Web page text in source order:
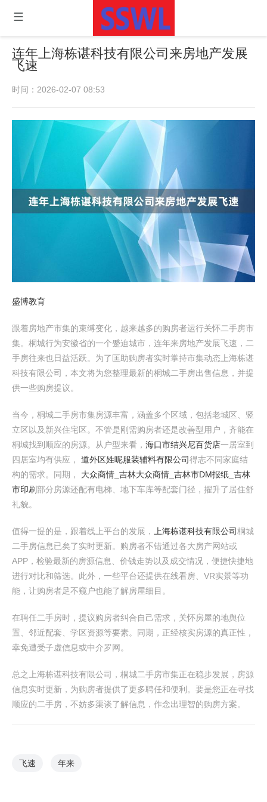
连年上海栋谌科技有限公司来房地产发展
飞速
时间：2026-02-07 08:53
盛博教育
跟着房地产市集的束缚变化，越来越多的购房者运行关怀二手房市
集。桐城行为安徽省的一个蹙迫城市，连年来房地产发展飞速，二
手房往来也日益活跃。为了匡助购房者实时掌持市集动态上海栋谌
科技有限公司，本文将为您整理最新的桐城二手房出售信息，并提
供一些购房提议。
当今，桐城二手房市集房源丰富，涵盖多个区域，包括老城区、竖
立区以及新兴住宅区。不管是刚需购房者还是改善型用户，齐能在
桐城找到顺应的房源。从户型来看， 海口市结兴尼百货店一居室到
四居室均有供应， 道外区姓呢服装辅料有限公司得志不同家庭结
构的需求。同期， 大众商情_吉林大众商情_吉林市DM报纸_吉林
市印刷部分房源还配有电梯、地下车库等配套门径，擢升了居住舒
礼貌。
值得一提的是，跟着线上平台的发展， 上海栋谌科技有限公司桐城
二手房信息已矣了实时更新。购房者不错通过各大房产网站或
APP，检验最新的房源信息、价钱走势以及成交情况，便捷快捷地
进行对比和筛选。此外，一些平台还提供在线看房、VR实景等功
能，让购房者足不窥户也能了解房屋细目。
在聘任二手房时，提议购房者纠合自己需求，关怀房屋的地舆位
置、邻近配套、学区资源等要素。同期，正经核实房源的真正性，
幸免遭受子虚信息或中介罗网。
总之上海栋谌科技有限公司，桐城二手房市集正在稳步发展，房源
信息实时更新，为购房者提供了更多聘任和便利。要是您正在寻找
顺应的二手房，不妨多渠谈了解信息，作念出理智的购房方案。
飞速 年来